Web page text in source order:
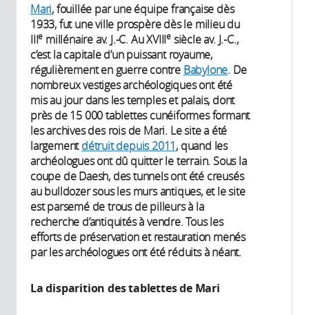
Mari, fouillée par une équipe française dès
1933, fut une ville prospère dès le milieu du
IIIe millénaire av. J.-C. Au XVIIIe siècle av. J.-C.,
c’est la capitale d’un puissant royaume,
régulièrement en guerre contre Babylone. De
nombreux vestiges archéologiques ont été
mis au jour dans les temples et palais, dont
près de 15 000 tablettes cunéiformes formant
les archives des rois de Mari. Le site a été
largementdétruit depuis 2011, quand les
archéologues ont dû quitter le terrain. Sous la
coupe de Daesh, des tunnels ont été creusés
au bulldozer sous les murs antiques, et le site
est parsemé de trous de pilleurs à la
recherche d’antiquités à vendre. Tous les
efforts de préservation et restauration menés
par les archéologues ont été réduits à néant.
La disparition des tablettes de Mari